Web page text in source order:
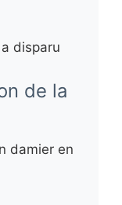
disparu
de la
damier en